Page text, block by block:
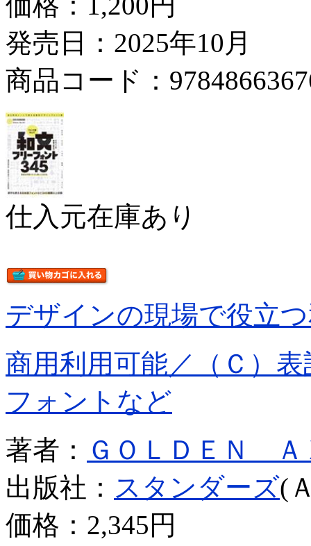
発売日：2025年10月
商品コード：
仕入元在庫あり
デザインの現場で役立
商用利用可能／（Ｃ）
フォントなど
著者： ＧＯＬＤＥＮ Ａ
出版社： スタンダーズ(
価格： 2,345円